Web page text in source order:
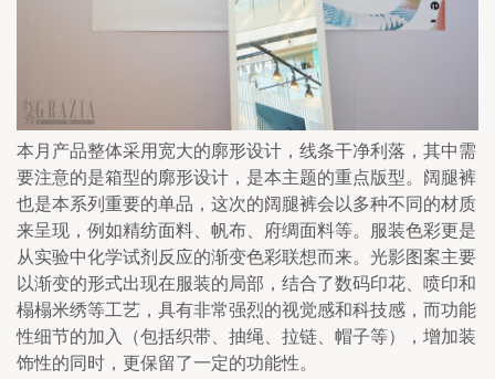
本月产品整体采用宽大的廓形设计，线条干净利落，其中需
要注意的是箱型的廓形设计，是本主题的重点版型。阔腿裤
也是本系列重要的单品，这次的阔腿裤会以多种不同的材质
来呈现，例如精纺面料、帆布、府绸面料等。服装色彩更是
从实验中化学试剂反应的渐变色彩联想而来。光影图案主要
以渐变的形式出现在服装的局部，结合了数码印花、喷印和
榻榻米绣等工艺，具有非常强烈的视觉感和科技感，而功能
性细节的加入（包括织带、抽绳、拉链、帽子等），增加装
饰性的同时，更保留了一定的功能性。